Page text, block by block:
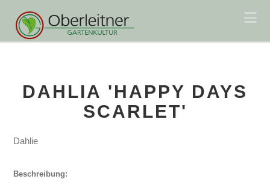
DAHLIA 'HAPPY DAYS
SCARLET'
Dahlie
Beschreibung: